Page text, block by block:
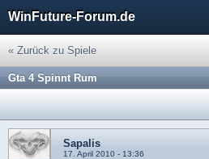
WinFuture-Forum.de
« Zurück zu Spiele
Gta 4 Spinnt Rum
Sapalis
17. April 2010 - 13:36